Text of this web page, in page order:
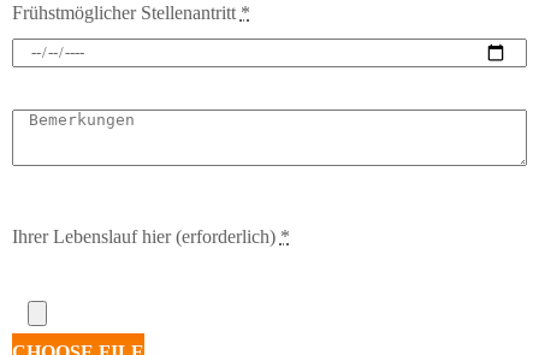
Frühstmöglicher Stellenantritt *
Ihrer Lebenslauf hier (erforderlich) *